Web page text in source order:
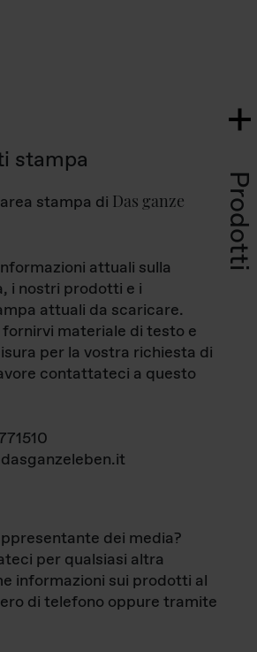
Prodotti
stampa
stampa di Das ganze
attuali sulla
i nostri prodotti e i
attuali da scaricare.
materiale di testo e
per la vostra richiesta di
contattateci a questo
dei media?
per qualsiasi altra
informazioni sui prodotti al
di telefono oppure tramite